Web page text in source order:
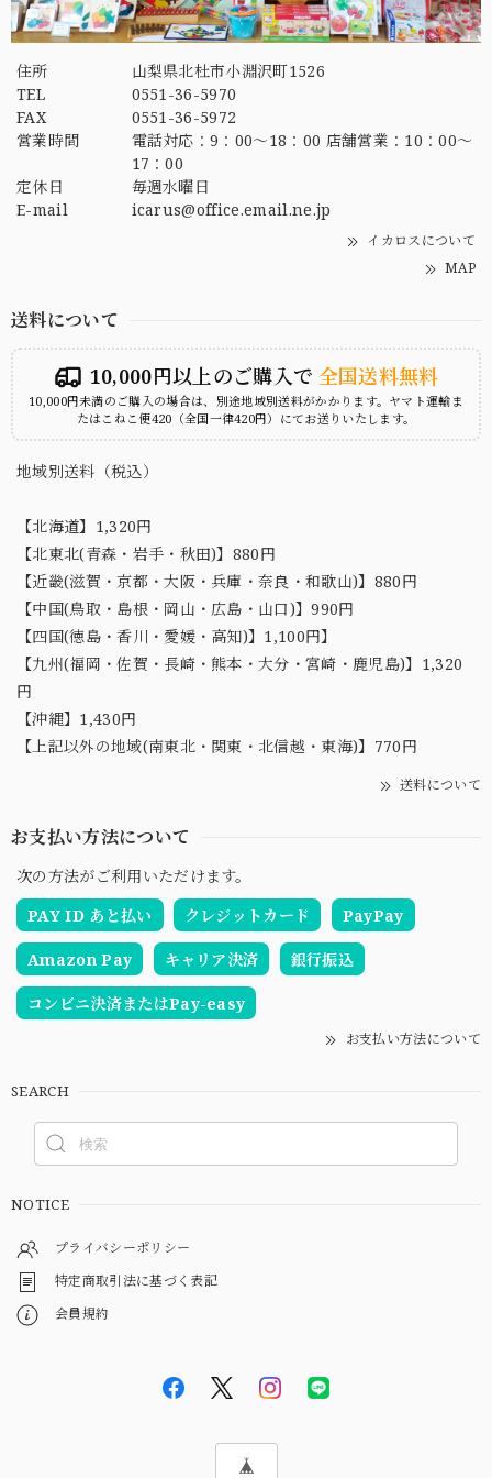
住所
山梨県北杜市小淵沢町1526
TEL
0551-36-5970
FAX
0551-36-5972
営業時間
電話対応：9：00～18：00 店舗営業：10：00～
17：00
定休日
毎週水曜日
E-mail
icarus@office.email.ne.jp
イカロスについて
MAP
送料について
10,000円以上のご購入で 全国送料無料
10,000円未満のご購入の場合は、別途地域別送料がかかります。ヤマト運輸ま
たはこねこ便420（全国一律420円）にてお送りいたします。
地域別送料（税込）
【北海道】1,320円
【北東北(青森・岩手・秋田)】880円
【近畿(滋賀・京都・大阪・兵庫・奈良・和歌山)】880円
【中国(鳥取・島根・岡山・広島・山口)】990円
【四国(徳島・香川・愛媛・高知)】1,100円】
【九州(福岡・佐賀・長崎・熊本・大分・宮崎・鹿児島)】1,320
円
【沖縄】1,430円
【上記以外の地域(南東北・関東・北信越・東海)】770円
送料について
お支払い方法について
次の方法がご利用いただけます。
PAY ID あと払い
クレジットカード PayPay
Amazon Pay キャリア決済 銀行振込
コンビニ決済またはPay-easy
お支払い方法について
SEARCH
NOTICE
プライバシーポリシー
特定商取引法に基づく表記
会員規約